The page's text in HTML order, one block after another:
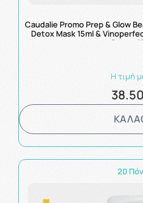
Caudalie Promo Prep & Glow
Detox Mask 15ml &
Serum
Η τιμή
20